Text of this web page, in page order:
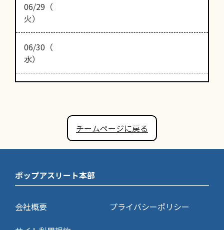
06/29（
火）
06/30（
水）
チームページに戻る
ポップアスリート本部
会社概要
プライバシーポリシー